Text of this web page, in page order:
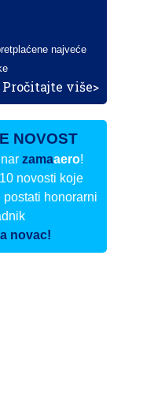
najveće
Pročitajte više>
NOVOST
zamaaero!
novosti koje
honorarni
novac!